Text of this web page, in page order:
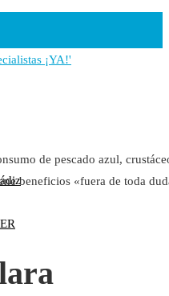
de pescado azul,
beneficios «fuera de toda